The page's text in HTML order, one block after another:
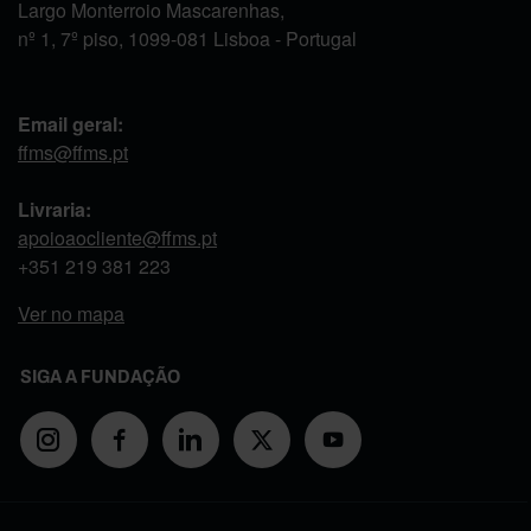
Largo Monterroio Mascarenhas,
nº 1, 7º piso, 1099-081 Lisboa - Portugal
Email geral:
ffms@ffms.pt
Livraria:
apoioaocliente@ffms.pt
+351 219 381 223
Ver no mapa
SIGA A FUNDAÇÃO